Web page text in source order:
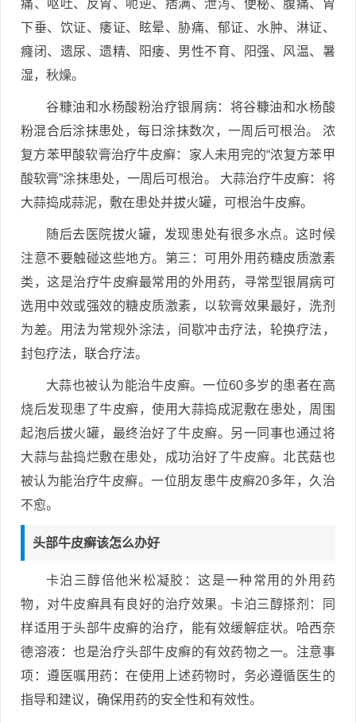
痛、呕吐、反胃、呃逆、痞满、泄泻、便秘、腹痛、胃
下垂、饮证、痿证、眩晕、胁痛、郁证、水肿、淋证、
癃闭、遗尿、遗精、阳痿、男性不育、阳强、风温、暑
湿，秋燥。
谷糠油和水杨酸粉治疗银屑病：将谷糠油和水杨酸
粉混合后涂抹患处，每日涂抹数次，一周后可根治。 浓
复方苯甲酸软膏治疗牛皮癣：家人未用完的“浓复方苯甲
酸软膏”涂抹患处，一周后可根治。 大蒜治疗牛皮癣：将
大蒜捣成蒜泥，敷在患处并拔火罐，可根治牛皮癣。
随后去医院拔火罐，发现患处有很多水点。这时候
注意不要触碰这些地方。第三：可用外用药糖皮质激素
类，这是治疗牛皮癣最常用的外用药，寻常型银屑病可
选用中效或强效的糖皮质激素，以软膏效果最好，洗剂
为差。用法为常规外涂法，间歇冲击疗法，轮换疗法，
封包疗法，联合疗法。
大蒜也被认为能治牛皮癣。一位60多岁的患者在高
烧后发现患了牛皮癣，使用大蒜捣成泥敷在患处，周围
起泡后拔火罐，最终治好了牛皮癣。另一同事也通过将
大蒜与盐捣烂敷在患处，成功治好了牛皮癣。北芪菇也
被认为能治疗牛皮癣。一位朋友患牛皮癣20多年，久治
不愈。
头部牛皮癣该怎么办好
卡泊三醇倍他米松凝胶：这是一种常用的外用药
物，对牛皮癣具有良好的治疗效果。卡泊三醇搽剂：同
样适用于头部牛皮癣的治疗，能有效缓解症状。哈西奈
德溶液：也是治疗头部牛皮癣的有效药物之一。注意事
项：遵医嘱用药：在使用上述药物时，务必遵循医生的
指导和建议，确保用药的安全性和有效性。